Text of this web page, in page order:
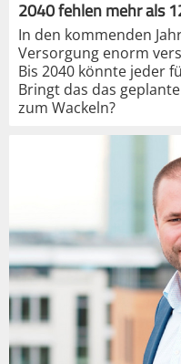
2040 fehlen mehr als
In den kommenden
Versorgung enorm
Bis 2040 könnte jeder
Bringt das das
zum Wackeln?